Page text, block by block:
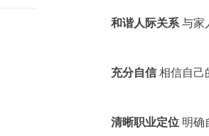
和谐人际关系 与家
充分自信 相信自己
清晰职业定位明确